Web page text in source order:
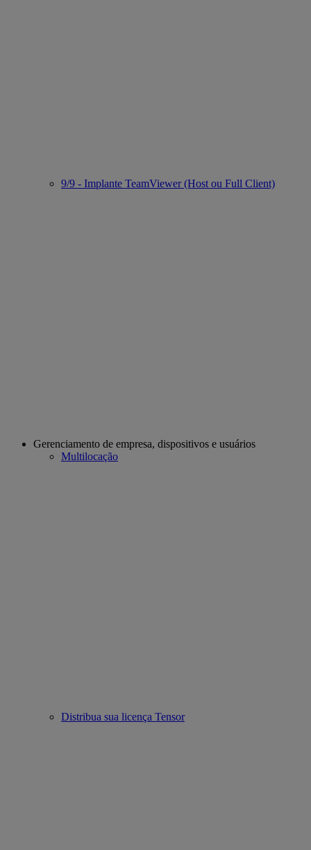
9/9 - Implante TeamViewer (Host ou Full Client)
Gerenciamento de empresa, dispositivos e usuários
Multilocação
Distribua sua licença Tensor